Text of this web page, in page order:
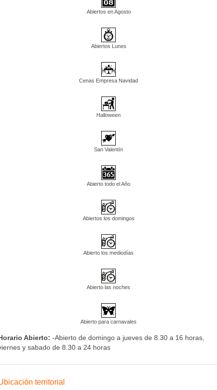
Abiertos en Agosto
Abiertos Lunes
Cenas Empresa Navidad
Halloween
San Valentín
Abierto todo el Año
Abiertos los domingos
Abierto los mediodías
Abierto las noches
Abierto para carnavales
Abierto: -Abierto de domingo a jueves de 8.30 a 16 horas,
y sabado de 8.30 a 24 horas
territorial